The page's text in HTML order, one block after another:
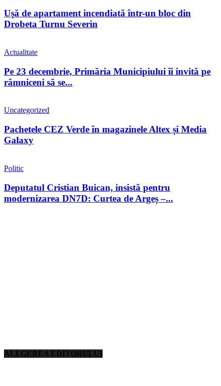
Uşă de apartament incendiată într-un bloc din
Drobeta Turnu Severin
Actualitate
Pe 23 decembrie, Primăria Municipiului îi invită pe
râmniceni să se...
Uncategorized
Pachetele CEZ Verde în magazinele Altex și Media
Galaxy
Politic
Deputatul Cristian Buican, insistă pentru
modernizarea DN7D: Curtea de Argeș –...
ALEGEREA EDITORULUI